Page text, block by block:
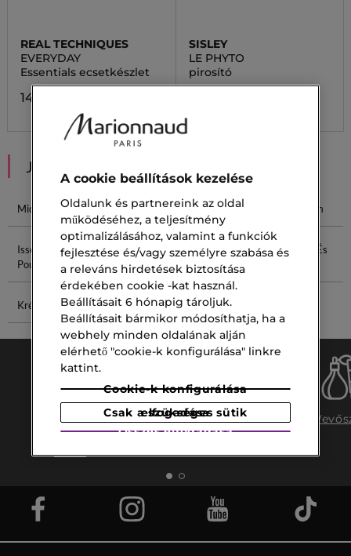
REAL TECHNIQUES
EVERYDAY
Essentials ecsetkészlet
14 700,00 Ft
SISLEY
LE PHYTO
pirosító
JAVASOLT NEKED
Michael Kors Born Is Roma Mattító Púder Polo Parfüm
Issey Miyake
Pour Homme
Púder Szivacs
Revox C
Vitamin
Olaj Hajra És
Krém 40 Ml Paletta 7
szállítás
felett
Ingyenes
szállítás az
A cookie beállítások kezelése
Oldalunk és partnereink az oldal
működéséhez, a teljesítmény
optimalizálásához, valamint a funkciók
fejlesztése és/vagy személyre szabása és
a releváns hirdetések biztosítása
érdekében cookie -kat használ.
Beállításait 6 hónapig tároljuk.
Beállításait bármikor módosíthatja, ha a
webhely minden oldalának alján
elérhető "cookie-k konfigurálása" linkre
kattint.
Cookie-k konfigurálása
Csak a szükséges sütik elfogadása
Összes elfogadása